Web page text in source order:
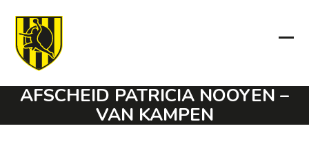
content
AFSCHEID PATRICIA NOOYEN –
VAN KAMPEN